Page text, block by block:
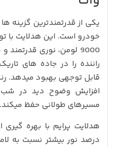
یکی از قدرتمندترین گزینه‌
9000 لومن، نوری
راننده را در جاده‌ های
قابل‌ توجهی بهبود میدهد.
افزایش وضوح دید در شب
مسیرهای طولانی حفظ میکند.
درصد نور بیشتر نسبت به